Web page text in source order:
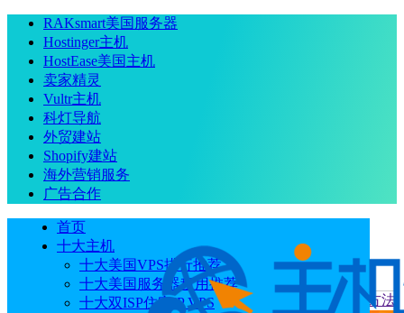
RAKsmart美国服务器
Hostinger主机
HostEase美国主机
卖家精灵
Vultr主机
科灯导航
外贸建站
Shopify建站
海外营销服务
广告合作
首页
十大主机
十大美国VPS排行推荐
十大美国服务器租用推荐
十大双ISP住宅IP VPS
当前位置：首页 主机教程 Hostinger部署OpenClaw的两种方法